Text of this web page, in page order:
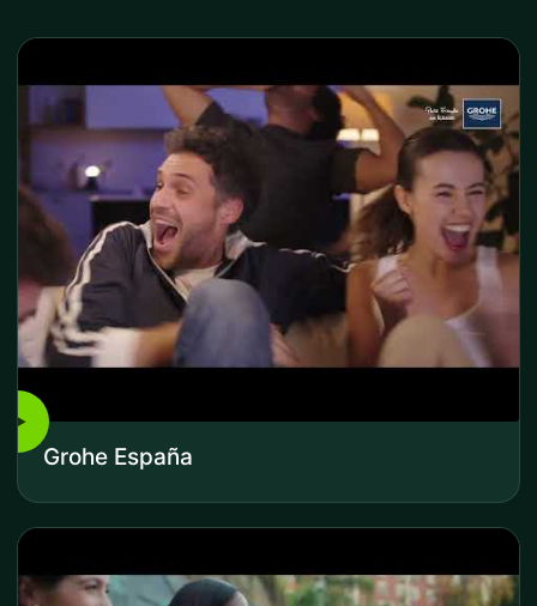
▶
Grohe España